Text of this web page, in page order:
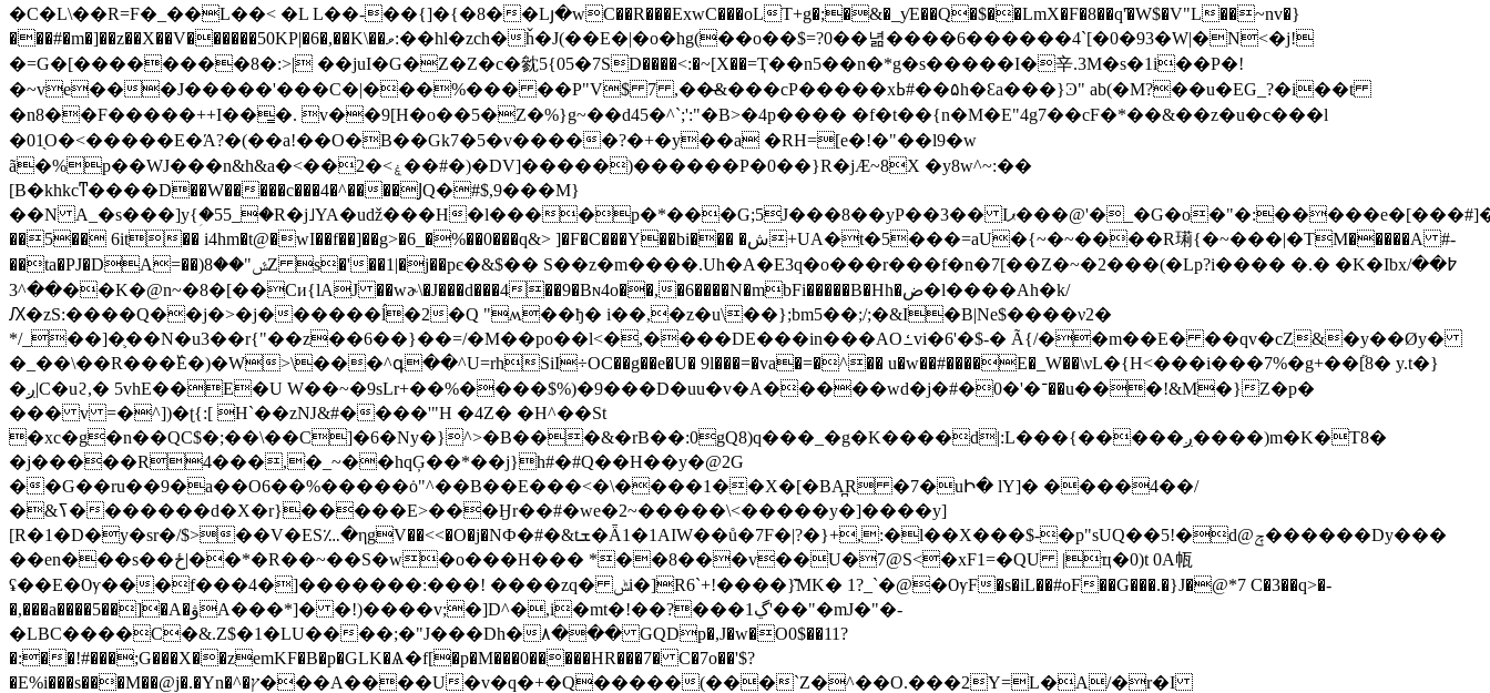
�С�L\��R=F�_��L��< �L L��-��{]�{�8��Lյ�wC��R���ExwC���oLT+g�;�&�_ƴE��Q�$��LmX�F�8��q'̑�W$�V"L��~nv�}
���#�m�]��z��X��V������50KP|�6�,��K\��ވ:��hl�zch�ȟ�J(��E�|�o�hg(��o��$=?0��녊 ����6������4`[�0�93�W|�N<�j!
�=G�[��������8�:>| ��juI�G�Z�Z�c�㓄5{05�7SD����<:�~[X��=Ҭ��n5��n�*g�s�����I�⾟.3M�s�1i��P�!
�~ve���J�����'���C�|���%��� ��P"V$ 7 ,��̶&���cP�����xߕ#��۵h�Ɛa���}Ͽ" ab(�M?��u�EG_?�i��t
�n8��F�����++I��͇�. v��9[H�o��5�Z�%}g~��d45�^`;':"�B>�4p���� �f�t��{n�M�E"4g7 ��cF�*��&��z�u�c���l
�01̖O�<�����E�Ά?�(��a!��O�B��Gk7�5�v�����?�+�y��a �RH=[e�!�"��l9�w
ã�%p��WJ���n&h&a�<��2�<ۼ��#�)�DV]�����)������P�0��}R�jÆ~8X �y8w^~:��
[B�khkcͳ����D��W�����c���4�^����ͿQ�#$,9���M}
��N A_�s���]y{ؚ�55_�R�j˩YA�uǆ���H�l����p�*���G;5J���8��yP��3�� Iޕ���@'�_�G�o�"�:�����e�[���#]���h����+n#�v��i��m���E��*g�3���knPC����ޚ�����Fn4�ٯ��G����L�WI�J��
��5�� 6it�� i4hm�t@�wI��f��]��g>�6_�%��0���q&> ]�F�C���Y��bi��� �ش+UA�t�5���=aU�{~�~����R㻳{�~���|�TM�����A #-
��ta�PJ�DA=��)ݜ"��8Z s�'��1|�j��pє�&$�� S��z�m����.Uh�A�E3q�o���r���f�n�7[��Z�~�2���(�Lp?i���� �.� �K�Ibx߈��/
��^3��K�@n~�8�[��Cи{lAJ ��wɚ\�J���d���4��9�Bɴ4o��,�6����N�mbFi�����B�Hh�ض�l����Ah�k/
Ԕ�zS:����Q��j�>�j������ĺ�2�Q "ʍ��ђ� i��,�z�u\��};bm5��;/;�&I�B|Ne$����ν2�
*/_��]�֛��N�u3��r{"��z��6��}��=/�M��po��l<�,����DE���in���AOߑvi�6'�$-� Ã{/��m��E� ��qv�cZ&�y��Øy�
�_��\��R���߰E�)�W>\���^գ��^U=rhSiI÷OC��g��e�U� 9l���=�va�=�^�� u�w��#����E�_W��\νL�{H<���i���7%�g+��[֘8� y.t�}゠
�ږ|C�uϩ,� 5vhE��E�U W��~�9sLr+��%����$%)�9���D�uu�v�A�����wd�j�#�־�'�0��u���!&M�}Z�p�
��� v =�^])�ʈ{:[ H`��zǊ&#����'"H �4Z� �H^��St
�xc�g�n��QC$�;��\��C]�6�Ny�}^>�B���&�rΒ��:0gQ8)q���_�g�K����d|:L���{�����ږ����)m�K�T8�
�j�����R4���,ֹ�_~��hqĢ��*��j}h#�#Q��H��y�@2G
��G��ru��9�a��O6��%�����ȯ"^��B��E���<�\����1��X�[�BA̪R �7�uԻ� lY]� ����4��/
�&ߖ�������d�X�r}�����E>���Ӈr��#�we�2~�����\<�����y�]����y]
[R�1�D�y�sr�/$>��V�ES؊�ηgV��<<�O�j�NФ�#�&tܫ�Ǟ1�1AIW��ů�7F�|?�}+,:�l��X���$-�p"sUQ��5!�d@ݼ������Dy���
��en���s��ځ|��*�R��~��S�w�o���H��� *��8���v��U�7@S<�xF1=�QU |ҵ�0)t 0A㼙
ʢ��E�Ѹ���f���4�]�������:���! ����zq� ݰi�]R6`+!����}͊MK� 1?_`�@�ѸF�s�iL��#oF��G���.�}J�@*7 C�3��q>�-
�,���a����5��]�A�ۋA���*]� �!)����v;�]D^�,i�mt�!��?���1ڲ'��"�mJ�"�-
�LBC����C�&.Z$�1�LU����;�"J���Dh�۸��� GQDp�,J�w�O0$��11?
�:��!#���;G���X��zemKF�B�p�GLK�Ѧ�f[�p�M���0�����HR���7� C�7o��'$?
�E%i���s���M��@j�.�Yn�^�ץ���A����U�v�q�+�Q�����(���`Z�^��O.���2Y=L�A/�r�I